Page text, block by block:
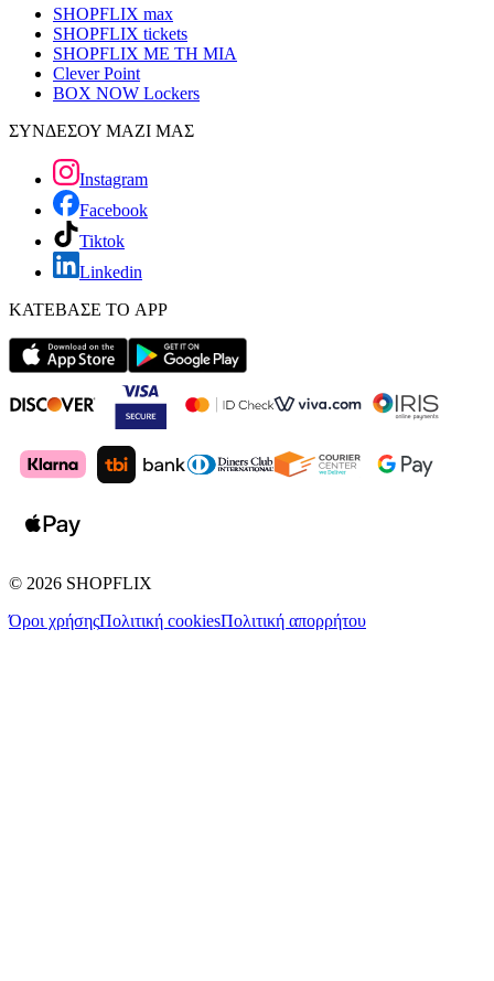
SHOPFLIX max
SHOPFLIX tickets
SHOPFLIX ΜΕ ΤΗ ΜΙΑ
Clever Point
BOX NOW Lockers
ΣΥΝΔΕΣΟΥ ΜΑΖΙ ΜΑΣ
Instagram
Facebook
Tiktok
Linkedin
ΚΑΤΕΒΑΣΕ ΤΟ APP
© 2026 SHOPFLIX
Όροι χρήσηςΠολιτική cookiesΠολιτική απορρήτου